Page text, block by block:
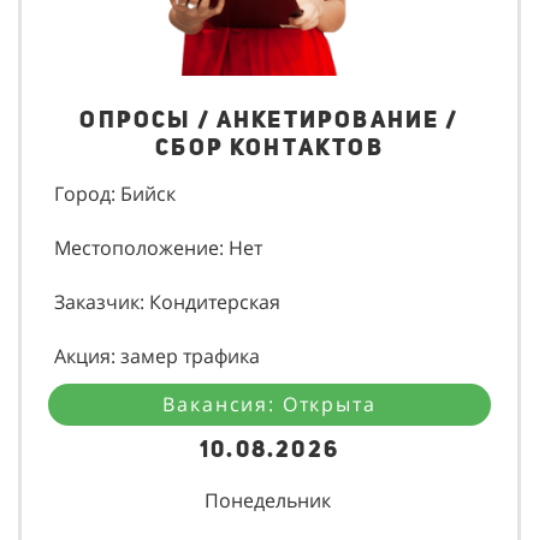
Опросы / Анкетирование /
Сбор контактов
Город: Бийск
Местоположение: Нет
Заказчик: Кондитерская
Акция: замер трафика
Вакансия: Открыта
10.08.2026
Понедельник